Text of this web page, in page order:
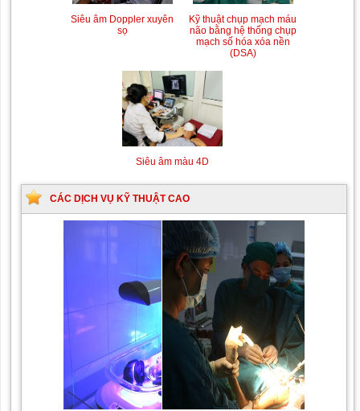
Siêu âm Doppler xuyên
sọ
Kỹ thuật chụp mạch máu
não bằng hệ thống chụp
mạch số hóa xóa nền
(DSA)
Siêu âm màu 4D
CÁC DỊCH VỤ KỸ THUẬT CAO